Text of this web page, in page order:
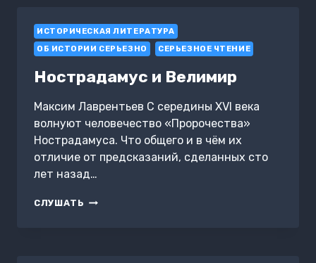
ПЕРЕПУТАЛА
ПРОРОЧЕСТВА
ИСТОРИЧЕСКАЯ ЛИТЕРАТУРА
ОБ ИСТОРИИ СЕРЬЕЗНО
СЕРЬЕЗНОЕ ЧТЕНИЕ
Нострадамус и Велимир
Максим Лаврентьев С середины XVI века
волнуют человечество «Пророчества»
Нострадамуса. Что общего и в чём их
отличие от предсказаний, сделанных сто
лет назад…
СЛУШАТЬ НОСТРАДАМУС